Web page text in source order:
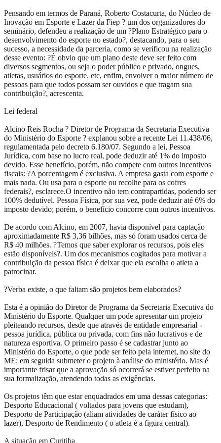
Pensando em termos de Paraná, Roberto Costacurta, do Núcleo de
Inovação em Esporte e Lazer da Fiep ? um dos organizadores do
seminário, defendeu a realização de um ?Plano Estratégico para o
desenvolvimento do esporte no estado?, destacando, para o seu
sucesso, a necessidade da parceria, como se verificou na realização
desse evento: ?É obvio que um plano deste deve ser feito com
diversos segmentos, ou seja o poder público e privado, ongues,
atletas, usuários do esporte, etc, enfim, envolver o maior número de
pessoas para que todos possam ser ouvidos e que tragam sua
contribuição?, acrescenta.
Lei federal
Alcino Reis Rocha ? Diretor de Programa da Secretaria Executiva
do Ministério do Esporte ? explanou sobre a recente Lei 11.438/06,
regulamentada pelo decreto 6.180/07. Segundo a lei, Pessoa
Jurídica, com base no lucro real, pode deduzir até 1% do imposto
devido. Esse benefício, porém, não compete com outros incentivos
fiscais: ?A porcentagem é exclusiva. A empresa gasta com esporte e
mais nada. Ou usa para o esporte ou recolhe para os cofres
federais?, esclarece.O incentivo não tem contrapartidas, podendo ser
100% dedutível. Pessoa Física, por sua vez, pode deduzir até 6% do
imposto devido; porém, o benefício concorre com outros incentivos.
De acordo com Alcino, em 2007, havia disponível para captação
aproximadamente R$ 3,36 bilhões, mas só foram usados cerca de
R$ 40 milhões. ?Temos que saber explorar os recursos, pois eles
estão disponíveis?. Um dos mecanismos cogitados para motivar a
contribuição da pessoa física é deixar que ela escolha o atleta a
patrocinar.
?Verba existe, o que faltam são projetos bem elaborados?
Esta é a opinião do Diretor de Programa da Secretaria Executiva do
Ministério do Esporte. Qualquer um pode apresentar um projeto
pleiteando recursos, desde que através de entidade empresarial -
pessoa jurídica, pública ou privada, com fins não lucrativos e de
natureza esportiva. O primeiro passo é se cadastrar junto ao
Ministério do Esporte, o que pode ser feito pela internet, no site do
ME; em seguida submeter o projeto à análise do ministério. Mas é
importante frisar que a aprovação só ocorrerá se estiver perfeito na
sua formalização, atendendo todas as exigências.
Os projetos têm que estar enquadrados em uma dessas categorias:
Desporto Educacional ( voltados para jovens que estudam),
Desporto de Participação (aliam atividades de caráter físico ao
lazer), Desporto de Rendimento ( o atleta é a figura central).
A situação em Curitiba